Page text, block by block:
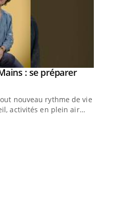
: se préparer
nouveau rythme de vie !
activités en plein air…